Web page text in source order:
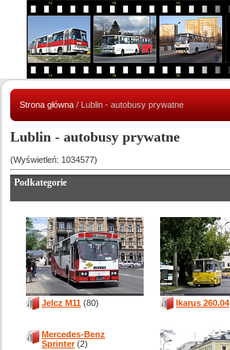
Strona główna / Lublin - autobusy prywatne
Lublin - autobusy prywatne
(Wyświetleń: 1034577)
Podkategorie
Jelcz M11 (80) Ikarus 260.04
Mercedes-Benz
Sprinter(2)